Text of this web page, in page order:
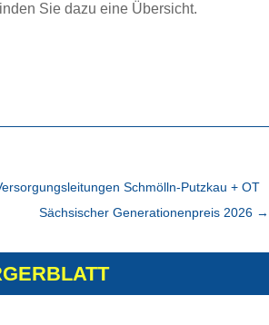
Sie dazu eine Übersicht.
Schmölln-Putzkau + OT
Sächsischer Generationenpreis 2026 →